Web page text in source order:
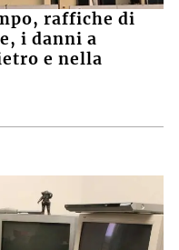
raffiche di
i danni a
e nella